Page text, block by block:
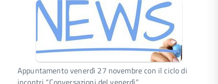
Appuntamento venerdì 27 novembre con il ciclo di